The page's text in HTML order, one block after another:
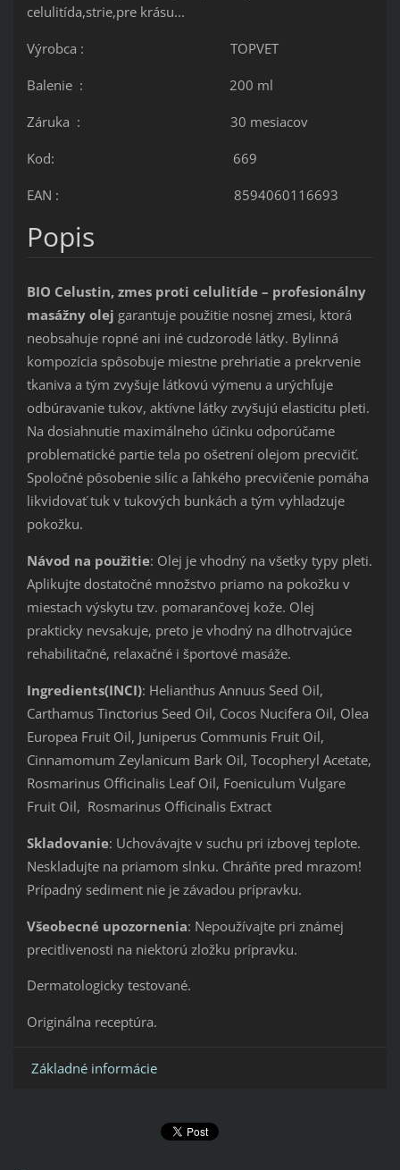
celulitída,strie,pre krásu...
Výrobca : TOPVET
Balenie : 200 ml
Záruka : 30 mesiacov
Kod: 669
EAN : 8594060116693
Popis
BIO Celustin, zmes proti celulitíde – profesionálny
masážny olej garantuje použitie nosnej zmesi, ktorá
neobsahuje ropné ani iné cudzorodé látky. Bylinná
kompozícia spôsobuje miestne prehriatie a prekrvenie
tkaniva a tým zvyšuje látkovú výmenu a urýchľuje
odbúravanie tukov, aktívne látky zvyšujú elasticitu pleti.
Na dosiahnutie maximálneho účinku odporúčame
problematické partie tela po ošetrení olejom precvičiť.
Spoločné pôsobenie silíc a ľahkého precvičenie pomáha
likvidovať tuk v tukových bunkách a tým vyhladzuje
pokožku.
Návod na použitie: Olej je vhodný na všetky typy pleti.
Aplikujte dostatočné množstvo priamo na pokožku v
miestach výskytu tzv. pomarančovej kože. Olej
prakticky nevsakuje, preto je vhodný na dlhotrvajúce
rehabilitačné, relaxačné i športové masáže.
Ingredients(INCI): Helianthus Annuus Seed Oil,
Carthamus Tinctorius Seed Oil, Cocos Nucifera Oil, Olea
Europea Fruit Oil, Juniperus Communis Fruit Oil,
Cinnamomum Zeylanicum Bark Oil, Tocopheryl Acetate,
Rosmarinus Officinalis Leaf Oil, Foeniculum Vulgare
Fruit Oil, Rosmarinus Officinalis Extract
Skladovanie: Uchovávajte v suchu pri izbovej teplote.
Neskladujte na priamom slnku. Chráňte pred mrazom!
Prípadný sediment nie je závadou prípravku.
Všeobecné upozornenia: Nepoužívajte pri známej
precitlivenosti na niektorú zložku prípravku.
Dermatologicky testované.
Originálna receptúra.
Základné informácie